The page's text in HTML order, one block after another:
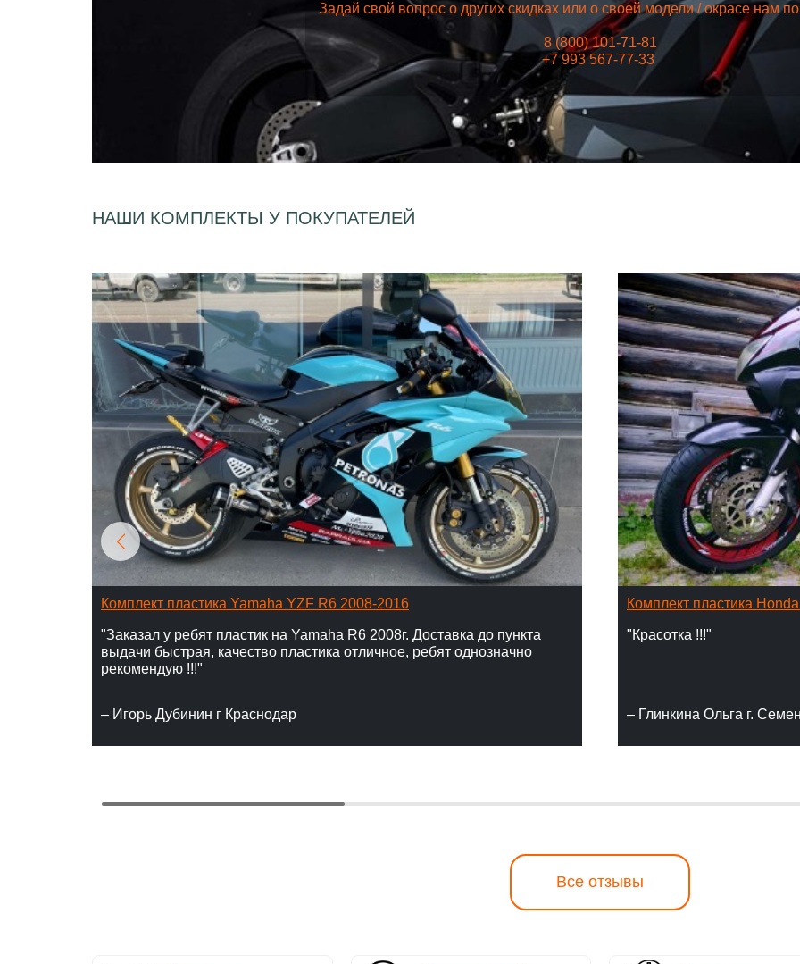
Задай свой вопрос о других скидках или о своей модели / окрасе нам
8 (800) 101-71-81
+7 993 567-77-33
НАШИ КОМПЛЕКТЫ У ПОКУПАТЕЛЕЙ
Комплект пластика Yamaha YZF R6 2008-2016
"Заказал у ребят пластик на Yamaha R6 2008г. Доставка до пункта
выдачи быстрая, качество пластика отличное, ребят однозначно
рекомендую !!!"
– Игорь Дубинин г Краснодар
Комплект пластика
"Красотка !!!"
– Глинкина Ольга г.
Все отзывы